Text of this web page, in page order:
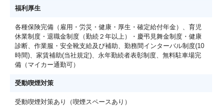
福利厚生
各種保険完備（雇用・労災・健康・厚生・確定給付年金）、育児
休業制度・退職金制度（勤続２年以上）・慶弔見舞金制度・健康
診断、作業服・安全靴支給及び補助、勤務間インターバル制度(10
時間)、家賃補助(当社規定)、永年勤続者表彰制度、無料駐車場完
備（マイカー通勤可）
受動喫煙対策
受動喫煙対策あり（喫煙スペースあり）